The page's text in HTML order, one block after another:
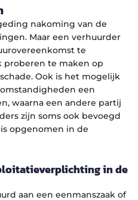
nakoming van de
Maar een verhuurder
te
proberen te maken op
Ook is het mogelijk
een
waarna een andere partij
zijn soms ook bevoegd
opgenomen in de
in de
aan een eenmanszaak of